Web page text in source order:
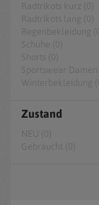
Zustand